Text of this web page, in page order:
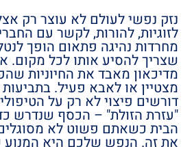
נזק נפשי לעולם לא עוצר רק
לזוגיות, להורות, לקשר עם
מחרדות נהיגה פתאום הופך
שצריך להסיע אותו לכל מקום.
מדיכאון מאבד את החיוניות
מצטיין או לאבא פעיל. בתביעות
דורשים פיצוי לא רק על
"עזרת הזולת" – הכסף שנדרש
הבית כשאתם פשוט לא
את זה. הנפש שלכם היא המנוע